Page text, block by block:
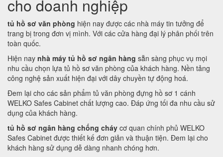
cho doanh nghiệp
tủ hồ sơ văn phòng hiện nay được các nhà máy tin tưởng để
trang bị trong đơn vị mình. Với các cửa hàng đại lý phân phối trên
toàn quốc.
Hiện nay nhà máy tủ hồ sơ ngân hàng sẵn sàng phục vụ mọi
nhu cầu chọn lựa tủ hồ sơ văn phòng của khách hàng. Nền tảng
công nghệ sản xuất hiện đại với dây chuyền tự động hoá.
Đem lại cho các sản phẩm tủ văn phòng đựng hồ sơ 1 cánh
WELKO Safes Cabinet chất lượng cao. Đáp ứng tối đa nhu cầu sử
dụng của khách hàng.
tủ hồ sơ ngân hàng chống cháy cơ quan chính phủ WELKO
Safes Cabinet được thiết kế đơn giản và thuận tiện. Đem lại cho
khách hàng sử dụng dễ dàng nhanh chóng hơn.